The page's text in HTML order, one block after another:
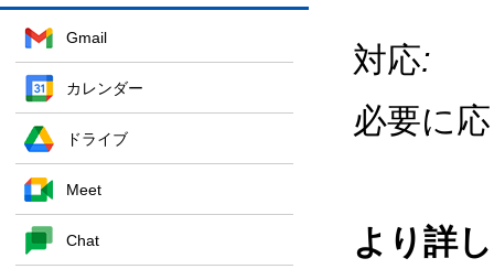
Gmail
カレンダー
ドライブ
Meet
Chat
対応:
必要に
より詳